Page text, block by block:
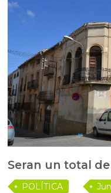
Seran un total
POLÍTICA